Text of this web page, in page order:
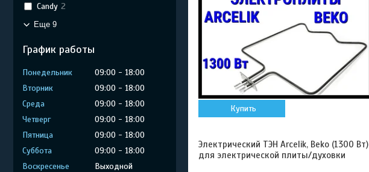
Купить
Электрический ТЭН Arcelik, Beko (1300 Вт)
для электрической плиты/духовки
Candy 2
Еще 9
График работы
Понедельник 09:00
18:00
Вторник
09:00
18:00
Среда
09:00
18:00
Четверг
09:00
18:00
Пятница
09:00
18:00
Суббота
09:00
18:00
Воскресенье
Выходной